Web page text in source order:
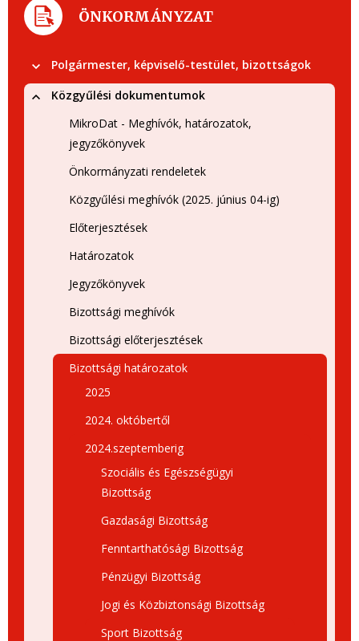
ÖNKORMÁNYZAT
Polgármester, képviselő-testület, bizottságok
Közgyűlési dokumentumok
MikroDat - Meghívók, határozatok,
jegyzőkönyvek
Önkormányzati rendeletek
Közgyűlési meghívók (2025. június 04-ig)
Előterjesztések
Határozatok
Jegyzőkönyvek
Bizottsági meghívók
Bizottsági előterjesztések
Bizottsági határozatok
2025
2024. októbertől
2024.szeptemberig
Szociális és Egészségügyi
Bizottság
Gazdasági Bizottság
Fenntarthatósági Bizottság
Pénzügyi Bizottság
Jogi és Közbiztonsági Bizottság
Sport Bizottság